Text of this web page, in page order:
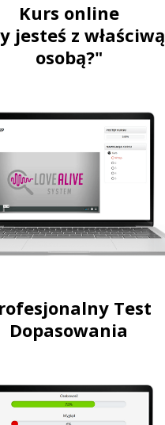
Kurs online
jesteś z właściwą
osobą?"
Test
Dopasowania